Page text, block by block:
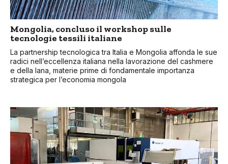
Mongolia, concluso il workshop sulle
tecnologie tessili italiane
La partnership tecnologica tra Italia e Mongolia affonda le sue
radici nell’eccellenza italiana nella lavorazione del cashmere
e della lana, materie prime di fondamentale importanza
strategica per l’economia mongola